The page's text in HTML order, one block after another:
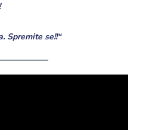
Spremite se!!“